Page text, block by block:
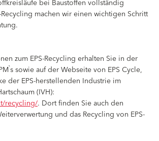
bei Baustoffen vollständig
machen wir einen wichtigen Schritt
zum EPS-Recycling erhalten Sie in der
sowie auf der Webseite von EPS Cycle,
der EPS-herstellenden Industrie im
(IVH):
recycling/. Dort finden Sie auch den
und das Recycling von EPS-